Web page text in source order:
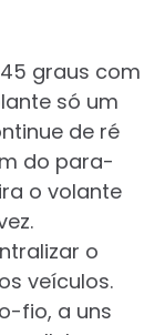
graus com
só um
de ré
do para-
o volante
o
veículos.
fio, a uns